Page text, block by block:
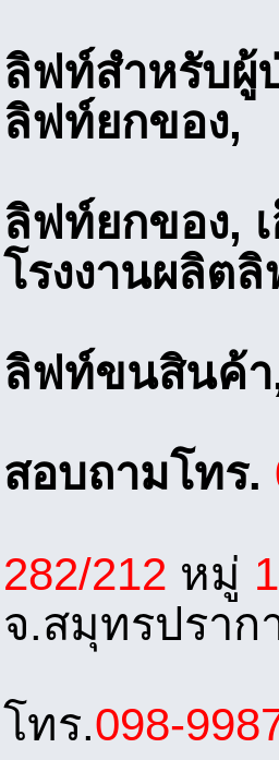
ลิฟท์สำหรับผู้
ลิฟท์ยกของ,
ลิฟท์ยกของ,
โรงงานผลิต
ลิฟท์ขนสินค้
สอบถามโทร.
282/212 หมู่
จ.สมุทรปราก
โทร.098-